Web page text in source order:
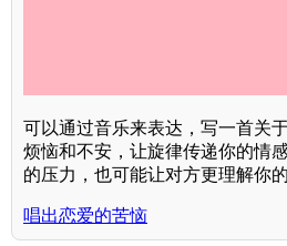
可以通过音乐来表达，写一首关
烦恼和不安，让旋律传递你的情
的压力，也可能让对方更理解你的
唱出恋爱的苦恼